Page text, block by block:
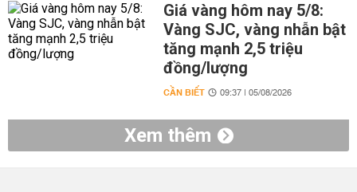
Giá vàng hôm nay 5/8:
Vàng SJC, vàng nhẫn bật
tăng mạnh 2,5 triệu
đồng/lượng
CẦN BIẾT 09:37 | 05/08/2026
Xem thêm